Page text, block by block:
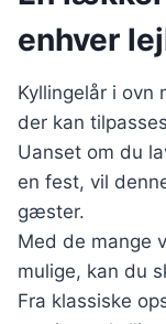
enhver
Kyllingelår i ovn
der kan
Uanset om du
en fest, vil
gæster.
Med de mange
mulige, kan du
Fra klassiske